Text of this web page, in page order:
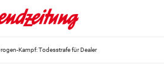
Kampf: Todesstrafe für Dealer